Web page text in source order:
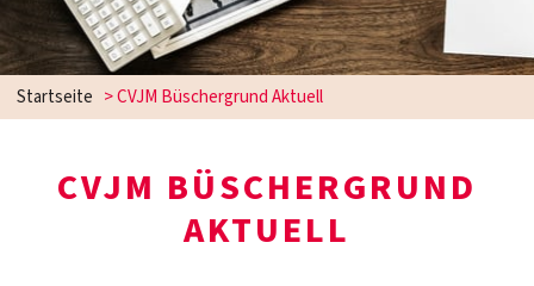
Startseite >CVJM Büschergrund Aktuell
CVJM BÜSCHERGRUND
AKTUELL